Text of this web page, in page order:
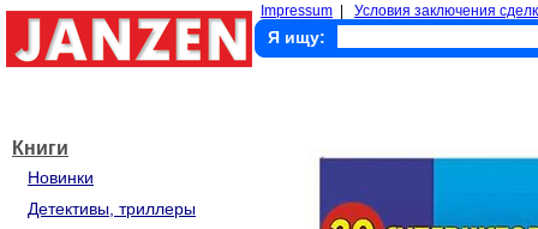
Impressum Условия заключения
Я ищу:
Книги
Новинки
Детективы, триллеры